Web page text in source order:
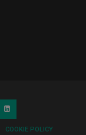
COOKIE POLICY